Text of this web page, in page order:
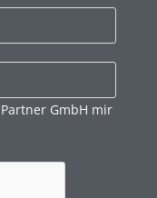
GmbH mir